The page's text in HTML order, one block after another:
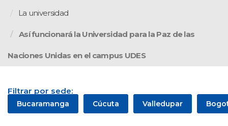
La universidad
Así funcionará la Universidad para la Paz de las
Naciones Unidas en el campus UDES
Filtrar por sede:
Bucaramanga Cúcuta Valledupar